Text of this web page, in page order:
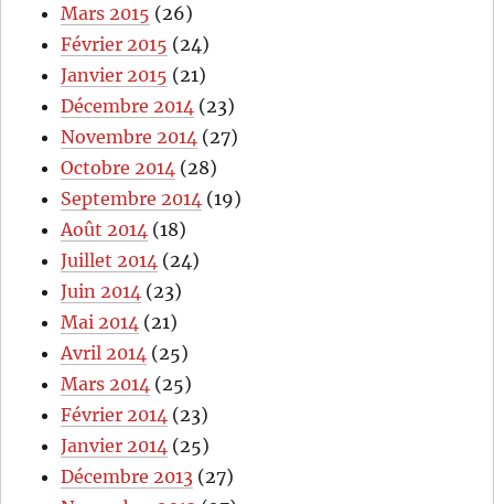
Mars 2015 (26)
Février 2015 (24)
Janvier 2015 (21)
Décembre 2014 (23)
Novembre 2014 (27)
Octobre 2014 (28)
Septembre 2014 (19)
Août 2014 (18)
Juillet 2014 (24)
Juin 2014 (23)
Mai 2014 (21)
Avril 2014 (25)
Mars 2014 (25)
Février 2014 (23)
Janvier 2014 (25)
Décembre 2013 (27)